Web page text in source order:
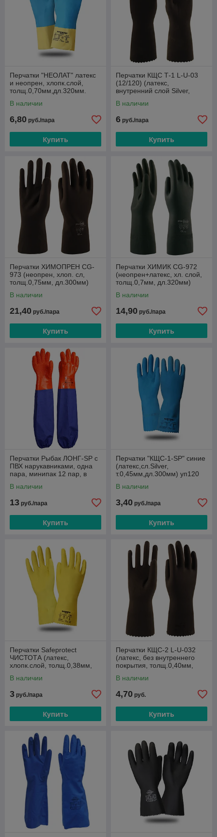
Перчатки "НЕОЛАТ" латекс
и неопрен, хлопк.слой,
толщ.0,70мм,дл.320мм.
В наличии
6,80 руб./пара
Купить
Перчатки КЩС Т-1 L-U-03
(12/120) (латекс,
внутренний слой Silver,
В наличии
6 руб./пара
Купить
Перчатки ХИМОПРЕН CG-
973 (неопрен, хлоп. сл,
толщ.0,75мм, дл.300мм)
В наличии
21,40 руб./пара
Купить
Перчатки ХИМИК CG-972
(неопрен+латекс, хл. слой,
толщ.0,7мм, дл.320мм)
В наличии
14,90 руб./пара
Купить
Перчатки Рыбак ЛОНГ-SP с
ПВХ нарукавниками, одна
пара, минипак 12 пар, в
В наличии
13 руб./пара
Купить
Перчатки "КЩС-1-SP" синие
(латекс,сл.Silver,
т.0,45мм,дл.300мм) уп120
В наличии
3,40 руб./пара
Купить
Перчатки Safeprotect
ЧИСТОТА (латекс,
хлопк.слой, толщ.0,38мм,
В наличии
3 руб./пара
Купить
Перчатки КЩС-2 L-U-032
(латекс, без внутреннего
покрытия, толщ.0,40мм,
В наличии
4,70 руб.
Купить